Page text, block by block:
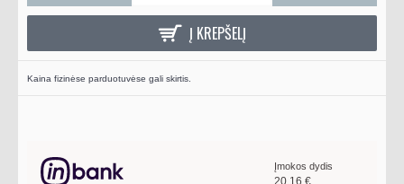
Į KREPŠELĮ
Kaina fizinėse parduotuvėse gali skirtis.
Įmokos dydis
20,16 €